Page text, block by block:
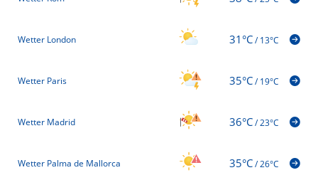
Wetter London 31°C/13°C
Wetter Paris 35°C/19°C
Wetter Madrid 36°C/23°C
Wetter Palma de Mallorca 35°C/26°C